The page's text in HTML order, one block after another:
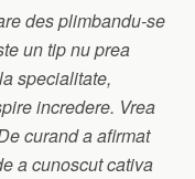
des plimbandu-se
un tip nu prea
specialitate,
incredere. Vrea
curand a afirmat
a cunoscut cativa